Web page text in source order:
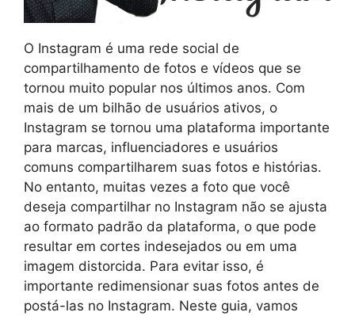
O Instagram é uma rede social de
compartilhamento de fotos e vídeos que se
tornou muito popular nos últimos anos. Com
mais de um bilhão de usuários ativos, o
Instagram se tornou uma plataforma importante
para marcas, influenciadores e usuários
comuns compartilharem suas fotos e histórias.
No entanto, muitas vezes a foto que você
deseja compartilhar no Instagram não se ajusta
ao formato padrão da plataforma, o que pode
resultar em cortes indesejados ou em uma
imagem distorcida. Para evitar isso, é
importante redimensionar suas fotos antes de
postá-las no Instagram. Neste guia, vamos